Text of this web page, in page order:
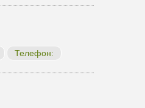
Телефон: